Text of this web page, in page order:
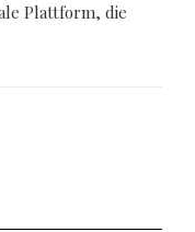
Plattform, die